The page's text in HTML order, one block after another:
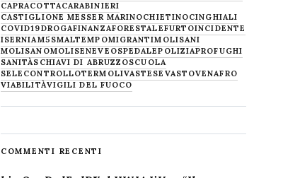
CAPRACOTTACARABINIERI
CASTIGLIONE MESSER MARINOCHIETINOCINGHIALI
COVID19DROGAFINANZAFORESTALEFURTOINCIDENTE
ISERNIAM5SMALTEMPOMIGRANTIMOLISANI
MOLISANOMOLISENEVE OSPEDALEPOLIZIAPROFUGHI
SANITÀSCHIAVI DI ABRUZZOSCUOLA
SELECONTROLLOTERMOLIVASTESE VASTOVENAFRO
VIABILITÀVIGILI DEL FUOCO
COMMENTI RECENTI